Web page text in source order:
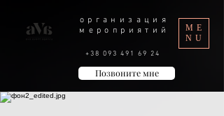
ME
NU
+38 093 491 69 24
организация
мероприятий
Позвоните мне